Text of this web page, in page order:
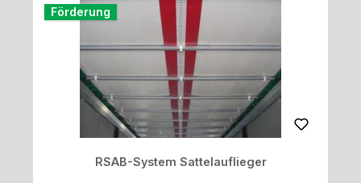
Förderung
RSAB-System Sattelauflieger